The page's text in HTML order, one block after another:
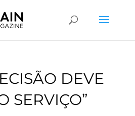
DEVE
SERVIÇO”